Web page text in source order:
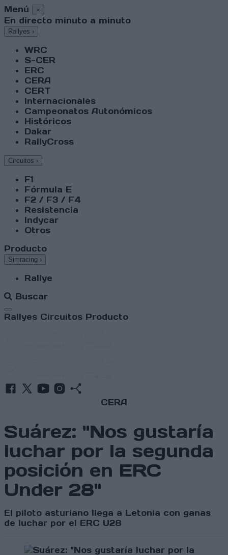
Menú ×
En directo minuto a minuto
Rallyes ›
WRC
S-CER
ERC
CERA
CERT
Internacionales
Campeonatos Autonómicos
Históricos
Dakar
RallyCross
Circuitos ›
F1
Fórmula E
F2 / F3 / F4
Resistencia
Indycar
Otros
Producto
Simracing ›
Rallye
Buscar
Abrir menú
Rallyes Circuitos Producto
CERA
Suárez: "Nos gustaría
luchar por la segunda
posición en ERC
Under 28"
El piloto asturiano llega a Letonia con ganas
de luchar por el ERC U28